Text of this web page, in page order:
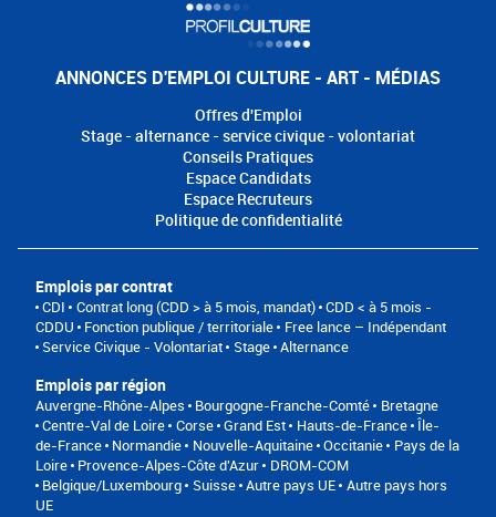
ANNONCES D'EMPLOI CULTURE - ART - MÉDIAS
Offres d'Emploi
Stage - alternance - service civique - volontariat
Conseils Pratiques
Espace Candidats
Espace Recruteurs
Politique de confidentialité
Emplois par contrat
CDI Contrat long (CDD > à 5 mois, mandat) CDD < à 5 mois -
CDDU
Fonction publique / territoriale
Free lance – Indépendant
Service Civique - Volontariat
Stage Alternance
Emplois par région
Auvergne-Rhône-Alpes Bourgogne-Franche-Comté
Bretagne
Centre-Val de Loire Corse Grand Est Hauts-de-France Île-
de-France Normandie Nouvelle-Aquitaine Occitanie
Pays de la
Loire Provence-Alpes-Côte d'Azur
DROM-COM
Belgique/Luxembourg
Suisse Autre pays UE Autre pays hors
UE